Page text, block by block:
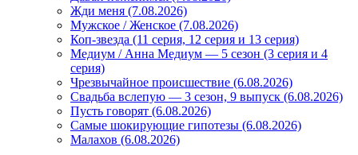
Жди меня (7.08.2026)
Мужское / Женское (7.08.2026)
Коп-звезда (11 серия, 12 серия и 13 серия)
Медиум / Анна Медиум — 5 сезон (3 серия и 4
серия)
Чрезвычайное происшествие (6.08.2026)
Свадьба вслепую — 3 сезон, 9 выпуск (6.08.2026)
Пусть говорят (6.08.2026)
Самые шокирующие гипотезы (6.08.2026)
Малахов (6.08.2026)